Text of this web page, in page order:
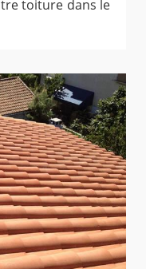
toiture dans le